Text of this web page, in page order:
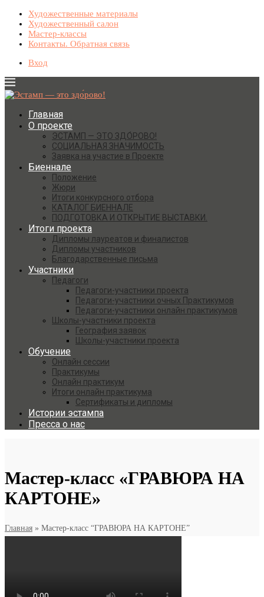
Художественные материалы
Художественный салон
Мастер-классы
Контакты. Обратная связь
Вход
Главная
О проекте
ЭСТАМП — ЭТО ЗДО́РОВО!
СОЦИАЛЬНАЯ ЗНАЧИМОСТЬ
Заявка на участие в Проекте
Биеннале
Положение
Жюри
Итоги конкурсного отбора
КАТАЛОГ БИЕННАЛЕ
ПОДГОТОВКА И ОТКРЫТИЕ ВЫСТАВКИ.
Итоги проекта
Дипломы лауреатов и финалистов
Дипломы участников
Благодарственные письма
Участники
Педагоги
Педагоги-участники проекта
Педагоги-участники очных Практикумов
Педагоги-участники онлайн практикумов
Школы-участники проекта
География заявок
Школы-участники проекта
Обучение
Онлайн сессии
Практикумы
Онлайн практикум
Итоги онлайн практикума
Сертификаты и дипломы
Истории эстампа
Пресса о нас
Мастер-класс «ГРАВЮРА НА
КАРТОНЕ»
Главная » Мастер-класс “ГРАВЮРА НА КАРТОНЕ”